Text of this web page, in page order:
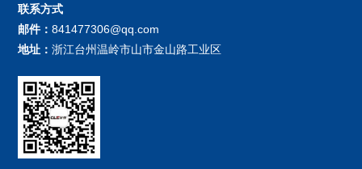
联系方式
邮件：841477306@qq.com
地址：浙江台州温岭市山市金山路工业区